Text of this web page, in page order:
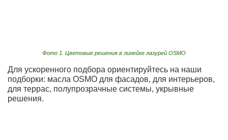
Фото 1. Цветовые решения в линейке лазурей OSMO
Для ускоренного подбора ориентируйтесь на наши
подборки: масла OSMO для фасадов, для интерьеров,
для террас, полупрозрачные системы, укрывные
решения.